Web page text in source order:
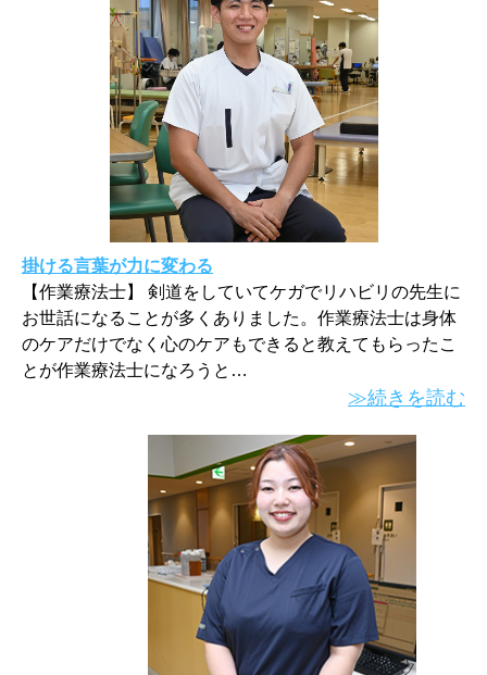
掛ける言葉が力に変わる
【作業療法士】 剣道をしていてケガでリハビリの先生に
お世話になることが多くありました。作業療法士は身体
のケアだけでなく心のケアもできると教えてもらったこ
とが作業療法士になろうと…
≫続きを読む